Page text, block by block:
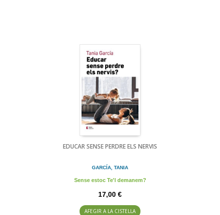
EDUCAR SENSE PERDRE ELS NERVIS
GARCÍA, TANIA
Sense estoc Te'l demanem?
17,00 €
AFEGIR A LA CISTELLA